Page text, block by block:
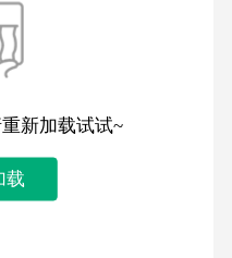
新加载试试~
载